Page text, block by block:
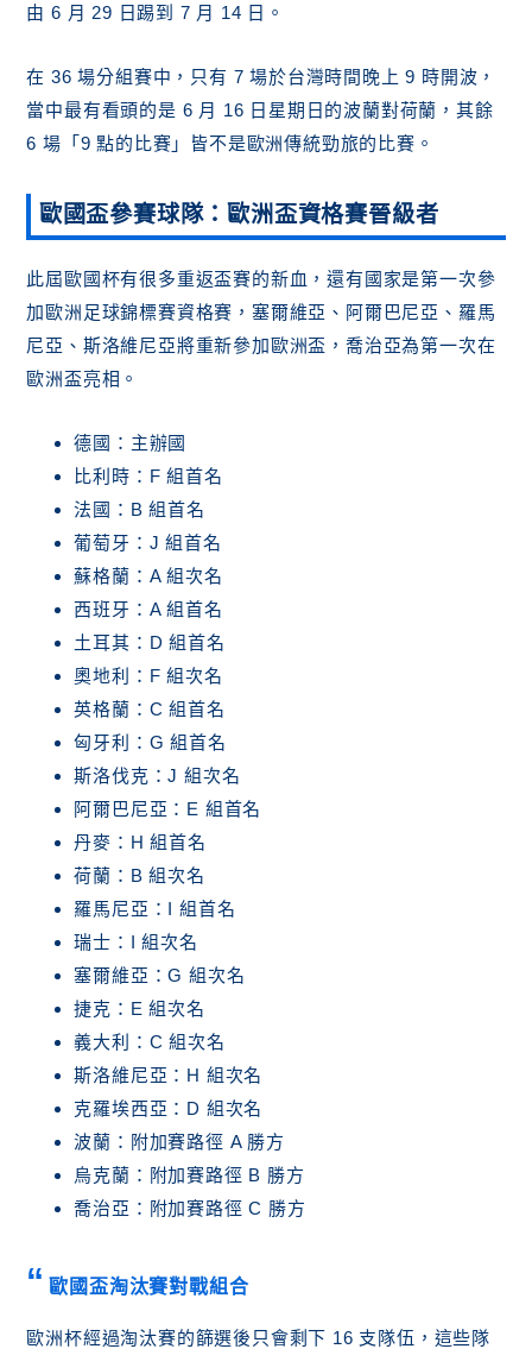
由 6 月 29 日踢到 7 月 14 日。
在 36 場分組賽中，只有 7 場於台灣時間晚上 9 時開波，
當中最有看頭的是 6 月 16 日星期日的波蘭對荷蘭，其餘
6 場「9 點的比賽」皆不是歐洲傳統勁旅的比賽。
歐國盃參賽球隊：歐洲盃資格賽晉級者
此屆歐國杯有很多重返盃賽的新血，還有國家是第一次參
加歐洲足球錦標賽資格賽，塞爾維亞、阿爾巴尼亞、羅馬
尼亞、斯洛維尼亞將重新參加歐洲盃，喬治亞為第一次在
歐洲盃亮相。
德國：主辦國
比利時：F 組首名
法國：B 組首名
葡萄牙：J 組首名
蘇格蘭：A 組次名
西班牙：A 組首名
土耳其：D 組首名
奧地利：F 組次名
英格蘭：C 組首名
匈牙利：G 組首名
斯洛伐克：J 組次名
阿爾巴尼亞：E 組首名
丹麥：H 組首名
荷蘭：B 組次名
羅馬尼亞：I 組首名
瑞士：I 組次名
塞爾維亞：G 組次名
捷克：E 組次名
義大利：C 組次名
斯洛維尼亞：H 組次名
克羅埃西亞：D 組次名
波蘭：附加賽路徑 A 勝方
烏克蘭：附加賽路徑 B 勝方
喬治亞：附加賽路徑 C 勝方
歐國盃淘汰賽對戰組合
歐洲杯經過淘汰賽的篩選後只會剩下 16 支隊伍，這些隊